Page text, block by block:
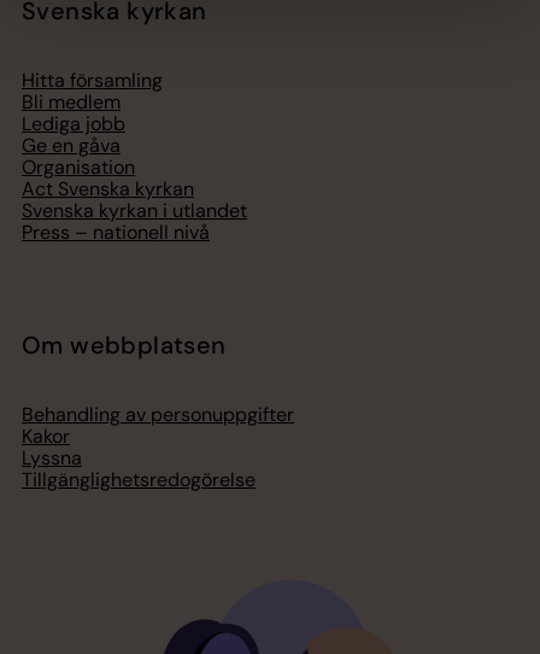
Svenska kyrkan
Hitta församling
Bli medlem
Lediga jobb
Ge en gåva
Organisation
Act Svenska kyrkan
Svenska kyrkan i utlandet
Press – nationell nivå
Om webbplatsen
Behandling av personuppgifter
Kakor
Lyssna
Tillgänglighetsredogörelse